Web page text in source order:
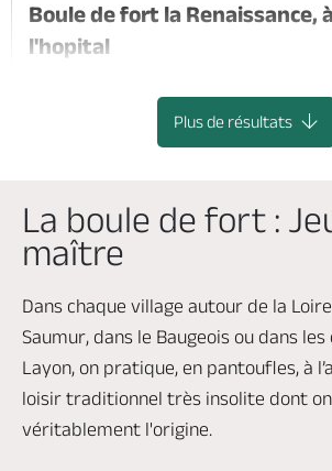
Boule de fort la Renaissance,
l'hopital
Plus de résultats
La boule de fort :
maître
Dans chaque village autour de la
Saumur, dans le Baugeois ou dans
Layon, on pratique, en pantoufles, à
loisir traditionnel très insolite dont
véritablement l'origine.